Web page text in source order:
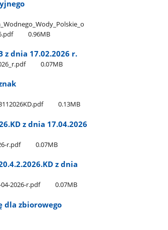
0.96MB
z dnia 17.02.2026 r.
0.07MB
0.13MB
z dnia 17.04.2026
r.pdf 0.07MB
z dnia
2026-r.pdf 0.07MB
dla zbiorowego